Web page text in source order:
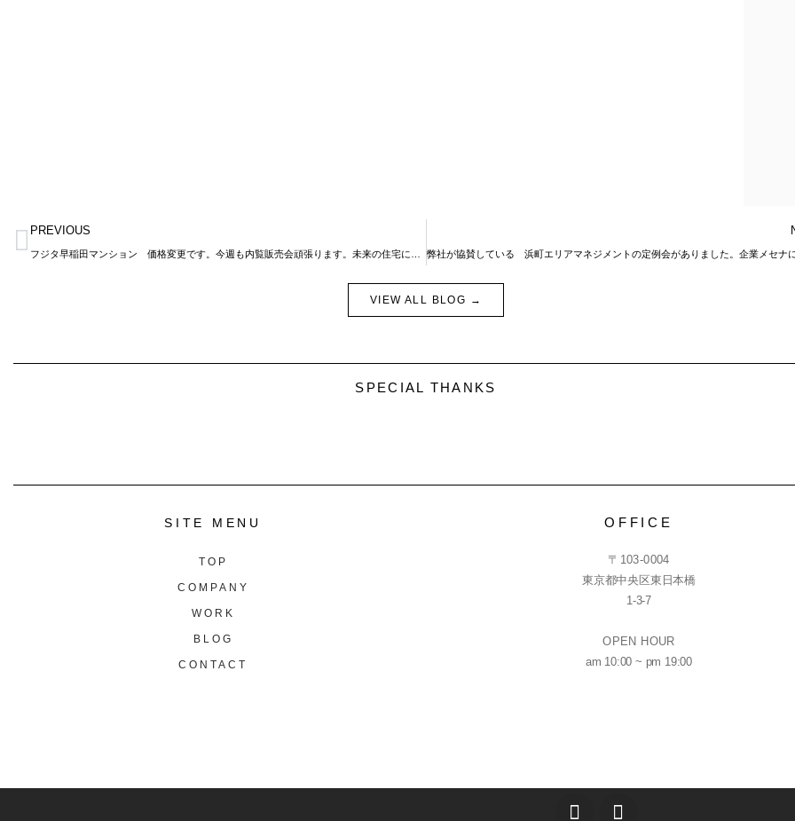
Prev
PREVIOUS
VIEW ALL BLOG →
SPECIAL THANKS
SITE MENU
TOP
COMPANY
WORK
BLOG
CONTACT
OFFICE
〒103-0004
東京都中央区東日本橋
1-3-7
OPEN HOUR
am 10:00 ~ pm 19:00
T
I